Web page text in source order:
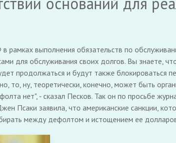
рамках выполнения обязательств по
для обслуживания своих долгов. Вы знаете,
продолжаться и будут также блокироваться
то, ну, теоретически, конечно, может быть
нет", - сказал Песков. Так он по просьбе
Псаки заявила, что американские санкции,
между дефолтом и истощением ее